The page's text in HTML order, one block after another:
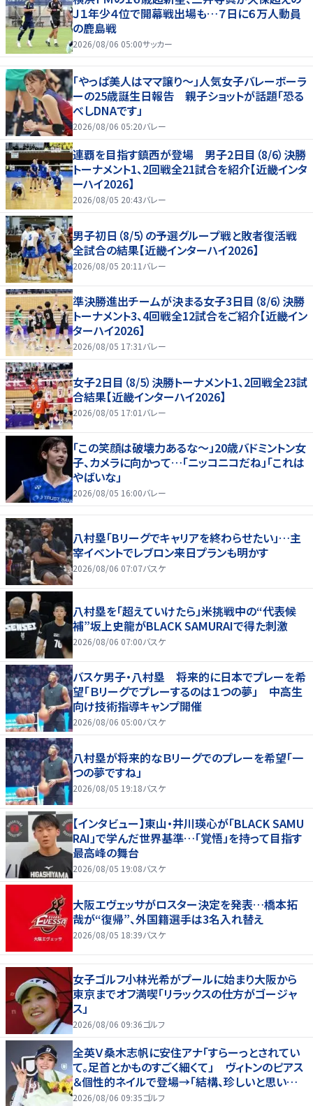
Ｊ１年少４位で開幕戦出場も…７日に６万人動員
の鹿島戦
2026/08/06 05:00サッカー
「やっぱ美人はママ譲り～」人気女子バレーボーラ
ーの25歳誕生日報告 親子ショットが話題「恐る
べしDNAです」
2026/08/06 05:20バレー
連覇を目指す鎮西が登場 男子2日目（8/6）決勝
トーナメント1、2回戦全21試合を紹介【近畿インタ
ーハイ2026】
2026/08/05 20:43バレー
男子初日（8/5）の予選グループ戦と敗者復活戦
全試合の結果【近畿インターハイ2026】
2026/08/05 20:11 バレー
準決勝進出チームが決まる女子3日目（8/6）決勝
トーナメント3、4回戦全12試合をご紹介【近畿イン
ターハイ2026】
2026/08/05 17:31 バレー
女子2日目（8/5）決勝トーナメント1、2回戦全23試
合結果【近畿インターハイ2026】
2026/08/05 17:01 バレー
「この笑顔は破壊力あるな〜」20歳バドミントン女
子、カメラに向かって…「ニッコニコだね」「これは
やばいな」
2026/08/05 16:00バレー
八村塁「Bリーグでキャリアを終わらせたい」…主
宰イベントでレブロン来日プランも明かす
2026/08/06 07:07バスケ
八村塁を「超えていけたら」米挑戦中の“代表候
補”坂上史龍がBLACK SAMURAIで得た刺激
2026/08/06 07:00バスケ
バスケ男子・八村塁 将来的に日本でプレーを希
望「Ｂリーグでプレーするのは１つの夢」 中高生
向け技術指導キャンプ開催
2026/08/06 05:00バスケ
八村塁が将来的なＢリーグでのプレーを希望「一
つの夢ですね」
2026/08/05 19:18バスケ
【インタビュー】東山・井川瑛心が「BLACK SAMU
RAI」で学んだ世界基準…「覚悟」を持って目指す
最高峰の舞台
2026/08/05 19:08バスケ
大阪エヴェッサがロスター決定を発表…橋本拓
哉が“復帰”、外国籍選手は3名入れ替え
2026/08/05 18:39バスケ
女子ゴルフ小林光希がプールに始まり大阪から
東京までオフ満喫「リラックスの仕方がゴージャ
ス」
2026/08/06 09:36ゴルフ
全英Ｖ桑木志帆に安住アナ「すらーっとされてい
て。足首とかものすごく細くて」 ヴィトンのピアス
＆個性的ネイルで登場→「結構、珍しいと思いま
す」
2026/08/06 09:35ゴルフ